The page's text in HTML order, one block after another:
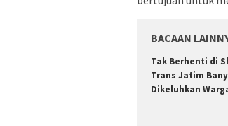
BACAAN
Tak Berhenti di
Trans Jatim
Dikeluhkan